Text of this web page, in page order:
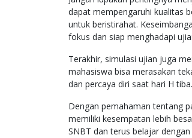
dapat mempengaruhi kualitas
untuk beristirahat.
fokus dan siap menghadapi
Terakhir, simulasi ujian juga
mahasiswa bisa merasakan
dan percaya diri saat hari H tiba.
Dengan pemahaman tentang
memiliki kesempatan lebih
SNBT dan terus belajar